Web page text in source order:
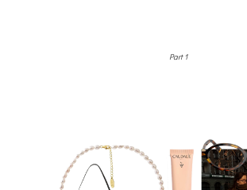
Part 1